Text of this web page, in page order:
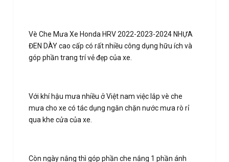
Vè Che Mưa Xe Honda HRV 2022-2023-2024 NHỰA
ĐEN DÀY cao cấp có rất nhiều công dụng hữu ích và
góp phần trang trí vẻ đẹp của xe.
Với khí hậu mưa nhiều ở Việt nam việc lắp vè che
mưa cho xe có tác dụng ngăn chặn nước mưa rò rỉ
qua khe cửa của xe.
Còn ngày nắng thì góp phần che nắng 1 phần ánh